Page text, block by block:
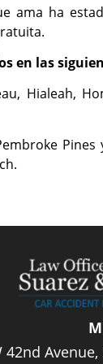
ama ha
en las
Hialeah,
42nd